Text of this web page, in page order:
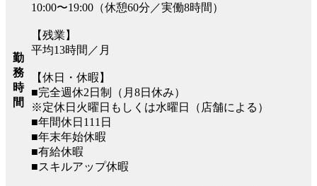
勤
務
時
間
10:00〜19:00（休憩60分／実働8時間）
【残業】
平均13時間／月
【休日・休暇】
■完全週休2日制（月8日休み）
※定休日火曜日もしくは水曜日（店舗による）
■年間休日111日
■年末年始休暇
■有給休暇
■スキルアップ休暇